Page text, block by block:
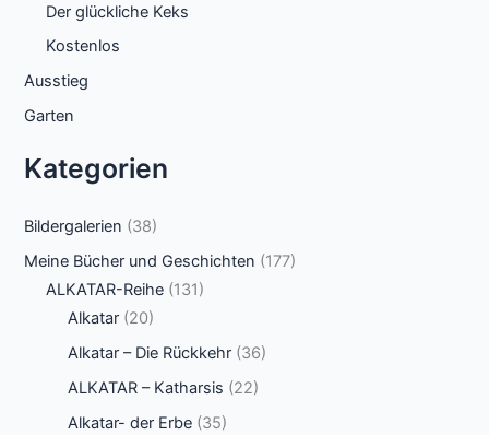
Der glückliche Keks
Kostenlos
Ausstieg
Garten
Kategorien
Bildergalerien (38)
Meine Bücher und Geschichten (177)
ALKATAR-Reihe (131)
Alkatar (20)
Alkatar – Die Rückkehr (36)
ALKATAR – Katharsis (22)
Alkatar- der Erbe (35)